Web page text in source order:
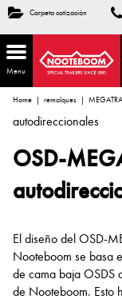
Carpeta cotización
Menu
Home remolques
autodireccionales
OSD-
El diseño del OSD-
Nooteboom se basa
de cama baja OSDS
de Nooteboom. Esto